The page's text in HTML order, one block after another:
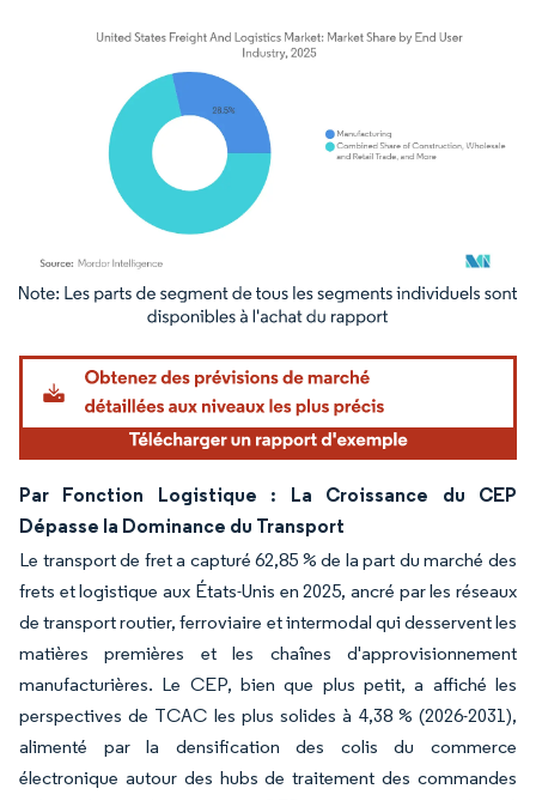
Image © Mordor Intelligence. La réutilisation nécessite une attribution sous CC BY
Par Fonction Logistique : La Croissance du CEP
Dépasse la Dominance du Transport
Le transport de fret a capturé 62,85 % de la part du marché des
frets et logistique aux États-Unis en 2025, ancré par les réseaux
de transport routier, ferroviaire et intermodal qui desservent les
matières premières et les chaînes d'approvisionnement
manufacturières. Le CEP, bien que plus petit, a affiché les
perspectives de TCAC les plus solides à 4,38 % (2026-2031),
alimenté par la densification des colis du commerce
électronique autour des hubs de traitement des commandes